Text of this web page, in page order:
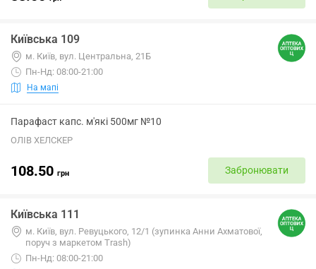
Київська 109
м. Київ, вул. Центральна, 21Б
Пн-Нд: 08:00-21:00
На мапі
Парафаст капс. м'які 500мг №10
ОЛІВ ХЕЛСКЕР
108.50 грн Забронювати
Київська 111
м. Київ, вул. Ревуцького, 12/1 (зупинка Анни Ахматової,
поруч з маркетом Trash)
Пн-Нд: 08:00-21:00